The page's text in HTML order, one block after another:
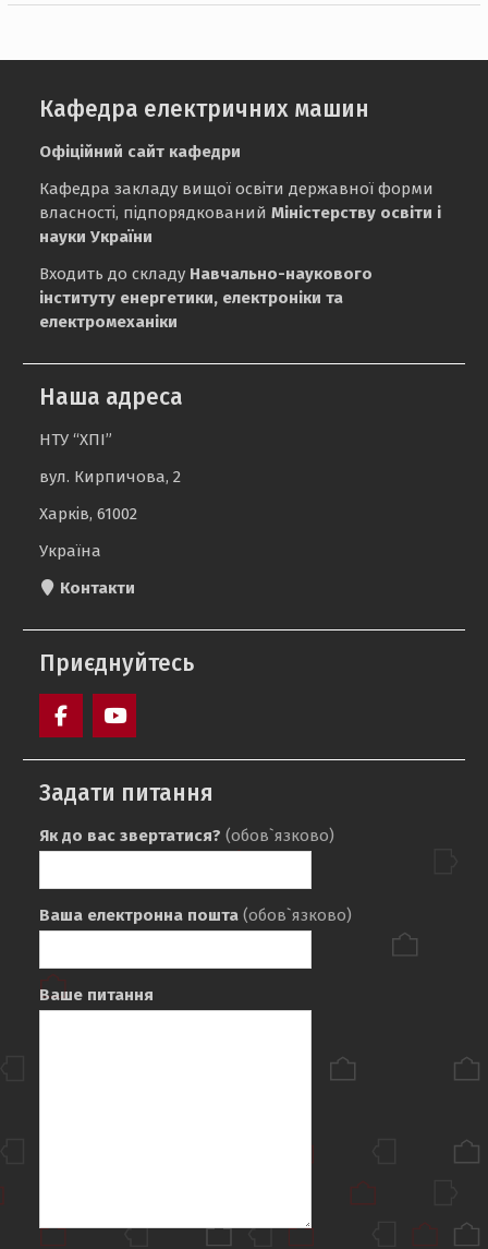
Кафедра електричних машин
Офіційний сайт кафедри
Кафедра закладу вищої освіти державної форми
власності, підпорядкованийМіністерству освіти і
науки України
Входить до складу Навчально-наукового
інституту енергетики, електроніки та
електромеханіки
Наша адреса
НТУ “ХПІ”
вул. Кирпичова, 2
Харків, 61002
Україна
Контакти
Приєднуйтесь
Задати питання
Як до вас звертатися? (обов`язково)
Ваша електронна пошта (обов`язково)
Ваше питання